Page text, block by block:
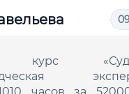
курс